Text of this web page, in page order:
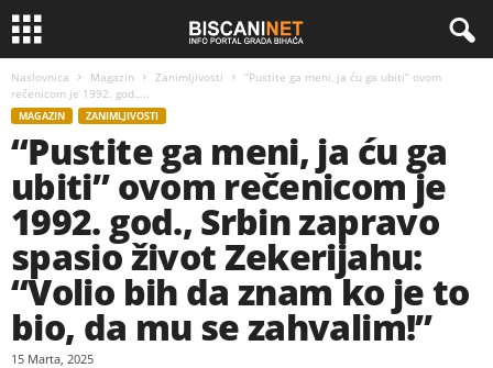
Naslovnica Magazin Zanimljivosti
“Pustite ga meni, ja ću ga ubiti” ovom
rečenicom je 1992. god.,...
MAGAZIN ZANIMLJIVOSTI
“Pustite ga meni, ja ću ga
ubiti” ovom rečenicom je
1992. god., Srbin zapravo
spasio život Zekerijahu:
“Volio bih da znam ko je to
bio, da mu se zahvalim!”
15 Marta, 2025